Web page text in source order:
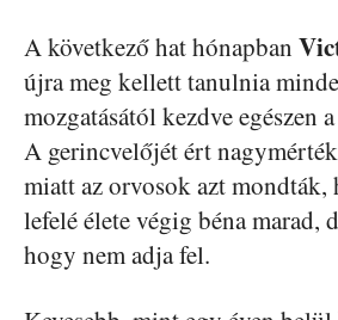
A következő hat hónapban
újra meg kellett tanulnia
mozgatásától kezdve egészen
A gerincvelőjét ért
miatt az orvosok azt
lefelé élete végig béna marad,
hogy nem adja fel.